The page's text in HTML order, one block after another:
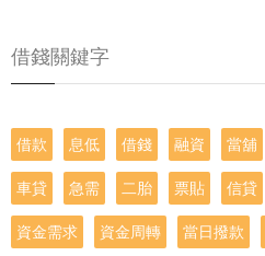
借錢關鍵字
借款 息低 借錢 融資 當舖
車貸 急需 二胎 票貼 信貸
資金需求 資金周轉 當日撥款